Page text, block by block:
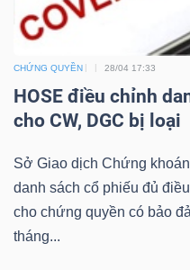
CHỨNG QUYỀN 28/04 17:33
HOSE điều chỉnh
cho CW, DGC bị loại
Sở Giao dịch Chứng
danh sách cổ phiếu đủ
cho chứng quyền có bảo
tháng...
MÔ
NGÀNH
DOANH
NGHIỆP